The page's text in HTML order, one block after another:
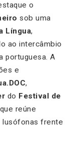
o
sob uma
Língua,
ao intercâmbio
portuguesa. A
e
,
do Festival de
reúne
lusófonas frente